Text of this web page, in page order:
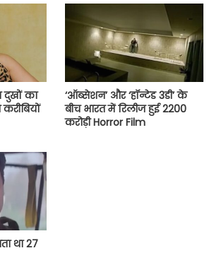
दुखों का
‘ऑब्सेशन’ और ‘हॉन्टेड 3डी’ के
बीच भारत में रिलीज हुई 2200
करोड़ी Horror Film
था 27